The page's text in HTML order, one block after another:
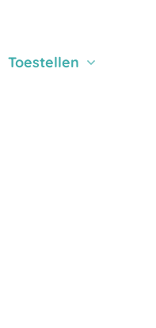
Toestellen